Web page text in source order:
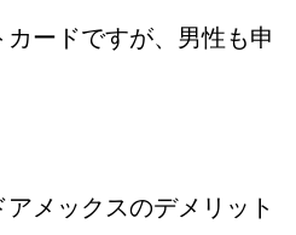
ードですが、男性も申
メックスのデメリット